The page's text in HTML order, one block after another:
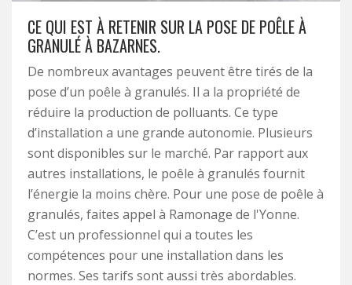
CE QUI EST À RETENIR SUR LA POSE DE POÊLE À
GRANULÉ À BAZARNES.
De nombreux avantages peuvent être tirés de la
pose d’un poêle à granulés. Il a la propriété de
réduire la production de polluants. Ce type
d’installation a une grande autonomie. Plusieurs
sont disponibles sur le marché. Par rapport aux
autres installations, le poêle à granulés fournit
l’énergie la moins chère. Pour une pose de poêle à
granulés, faites appel à Ramonage de l'Yonne.
C’est un professionnel qui a toutes les
compétences pour une installation dans les
normes. Ses tarifs sont aussi très abordables.